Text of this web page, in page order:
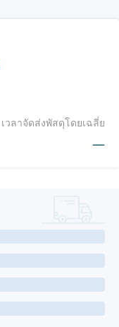
เวลาจัดส่งพัสดุโดยเฉลี่ย
—